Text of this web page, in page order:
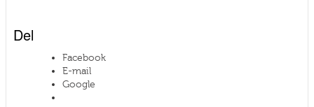
Del
Facebook
E-mail
Google